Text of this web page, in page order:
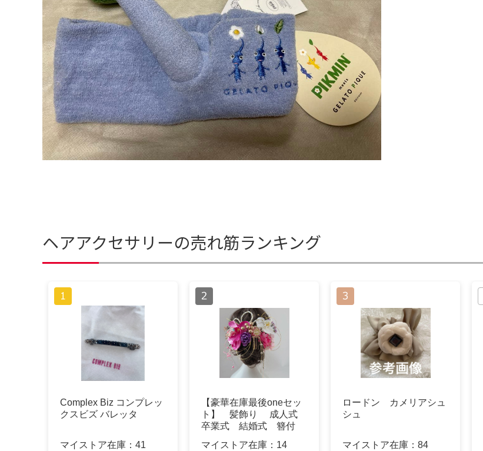
ヘアアクセサリーの売れ筋ランキング
Complex Biz コンプレッ
クスビズ バレッタ
マイストア在庫： 41
【豪華在庫最後oneセッ
ト】 髪飾り 成人式
卒業式 結婚式 簪付
マイストア在庫： 14
ロードン カメリアシュ
シュ
マイストア在庫： 84